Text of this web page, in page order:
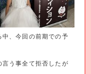
、今回の前期での予
う事全て拒否したが